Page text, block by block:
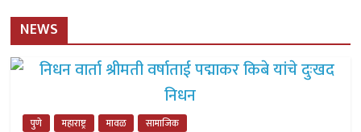
NEWS
पुणे महाराष्ट्र मावळ सामाजिक